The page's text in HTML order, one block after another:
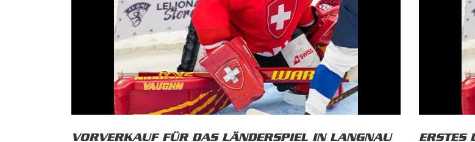
VORVERKAUF FÜR DAS LÄNDERSPIEL IN LANGNAU
ERSTES